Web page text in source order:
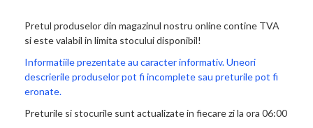
Pretul produselor din magazinul nostru online contine TVA
si este valabil in limita stocului disponibil!
Informatiile prezentate au caracter informativ. Uneori
descrierile produselor pot fi incomplete sau preturile pot fi
eronate.
Preturile si stocurile sunt actualizate in fiecare zi la ora 06:00